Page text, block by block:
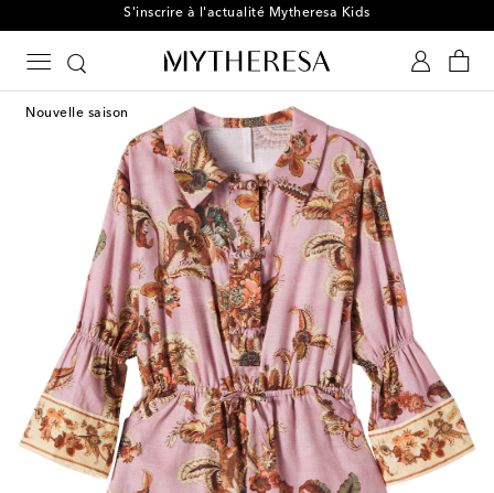
S'inscrire à l'actualité Mytheresa Kids
Nouvelle saison